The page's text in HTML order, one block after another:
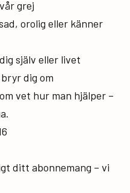
grej
orolig eller känner
själv eller livet
dig om
vet hur man hjälper –
ditt abonnemang – vi